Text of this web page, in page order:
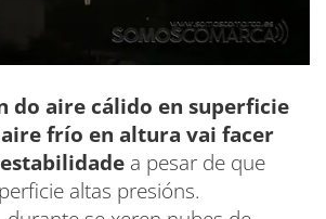
do aire cálido en superficie
frío en altura vai facer
a pesar de que
altas presións.